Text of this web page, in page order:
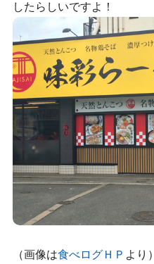
したらしいですよ！
（画像は食べログＨＰ より）